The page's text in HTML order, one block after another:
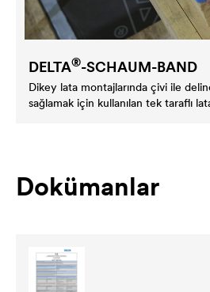
DELTA®-SCHAUM-BAND
Dikey lata montajlarında çivi ile
sağlamak için kullanılan tek taraflı
Dokümanlar